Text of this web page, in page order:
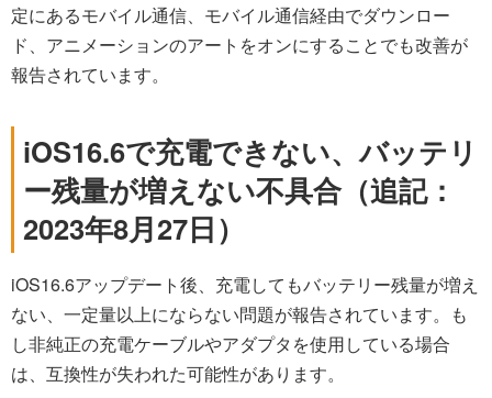
定にあるモバイル通信、モバイル通信経由でダウンロー
ド、アニメーションのアートをオンにすることでも改善が
報告されています。
iOS16.6で充電できない、バッテリ
ー残量が増えない不具合（追記：
2023年8月27日）
iOS16.6アップデート後、充電してもバッテリー残量が増え
ない、一定量以上にならない問題が報告されています。も
し非純正の充電ケーブルやアダプタを使用している場合
は、互換性が失われた可能性があります。